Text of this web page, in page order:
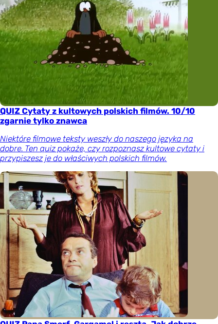
QUIZ Cytaty z kultowych polskich filmów. 10/10
zgarnie tylko znawca
Niektóre filmowe teksty weszły do naszego języka na
dobre. Ten quiz pokaże, czy rozpoznasz kultowe cytaty i
przypiszesz je do właściwych polskich filmów.